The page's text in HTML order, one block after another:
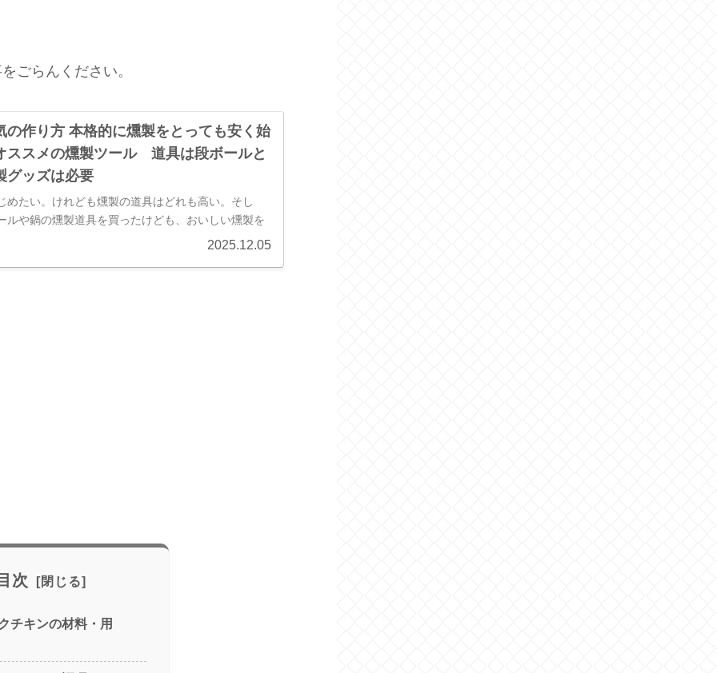
ごらんください。
の作り方 本格的に燻製をとっても安く始
ススメの燻製ツール 道具は段ボールと
グッズは必要
めたい。けれども燻製の道具はどれも高い。そし
ルや鍋の燻製道具を買ったけども、おいしい燻製を
なみなさまにご紹介する段ボールで作る燻製器をご
2025.12.05
次
チキンの材料・用